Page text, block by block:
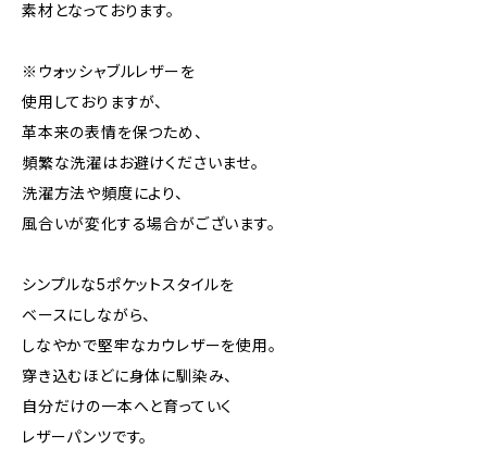
素材となっております。
※ウォッシャブルレザーを
使用しておりますが、
革本来の表情を保つため、
頻繁な洗濯はお避けくださいませ。
洗濯方法や頻度により、
風合いが変化する場合がございます。
シンプルな5ポケットスタイルを
ベースにしながら、
しなやかで堅牢なカウレザーを使用。
穿き込むほどに身体に馴染み、
自分だけの一本へと育っていく
レザーパンツです。